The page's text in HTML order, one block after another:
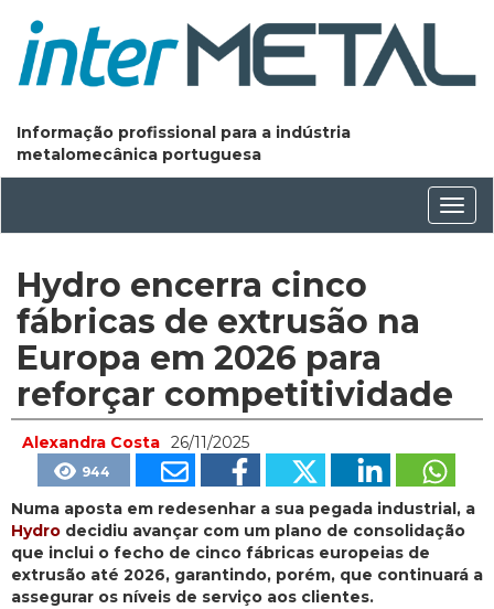
Informação profissional para a indústria
metalomecânica portuguesa
Hydro encerra cinco
fábricas de extrusão na
Europa em 2026 para
reforçar competitividade
Alexandra Costa 26/11/2025
944
Numa aposta em redesenhar a sua pegada industrial, a
Hydro decidiu avançar com um plano de consolidação
que inclui o fecho de cinco fábricas europeias de
extrusão até 2026, garantindo, porém, que continuará a
assegurar os níveis de serviço aos clientes.